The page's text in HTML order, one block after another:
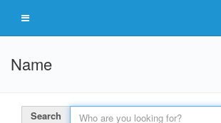
Name
Search